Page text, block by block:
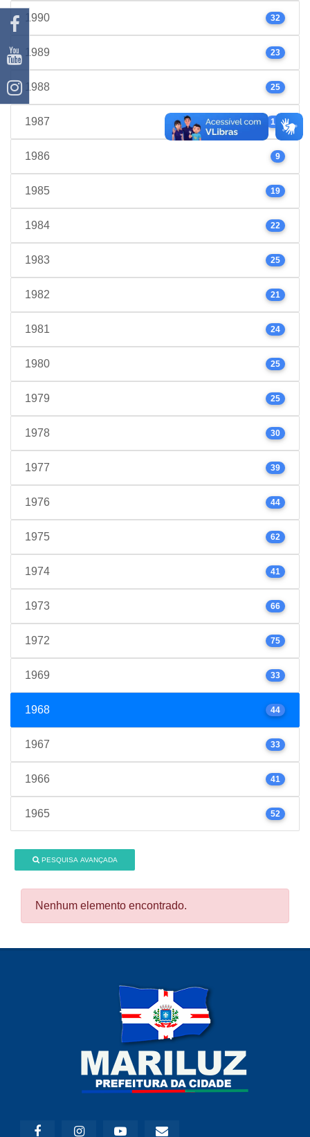
1990 32
1989 23
1988 25
1987 17
1986 9
1985 19
1984 22
1983 25
1982 21
1981 24
1980 25
1979 25
1978 30
1977 39
1976 44
1975 62
1974 41
1973 66
1972 75
1969 33
1968 44
1967 33
1966 41
1965 52
PESQUISA AVANÇADA
Nenhum elemento encontrado.